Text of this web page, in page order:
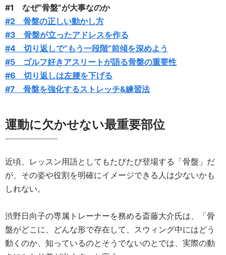
#1 なぜ“骨盤”が大事なのか
#2 骨盤の正しい動かし方
#3 骨盤が立ったアドレスを作る
#4 切り返しで“もう一段階”前傾を深めよう
#5 ゴルフ好きアスリートが語る骨盤の重要性
#6 切り返しは左腰を下げる
#7 骨盤を強化するストレッチ&練習法
運動に欠かせない最重要部位
近頃、レッスン用語としてもたびたび登場する「骨盤」だ
が、その姿や役割を明確にイメージできる人は少ないかも
しれない。
渋野日向子の専属トレーナーを務める斎藤大介氏は、「骨
盤がどこに、どんな形で存在して、スウィング中にはどう
動くのか、知っているのとそうでないのとでは、実際の動